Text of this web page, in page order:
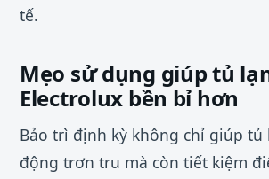
tế.
Mẹo sử dụng giúp tủ
Electrolux bền bỉ hơn
Bảo trì định kỳ không chỉ giúp tủ
động trơn tru mà còn tiết kiệm